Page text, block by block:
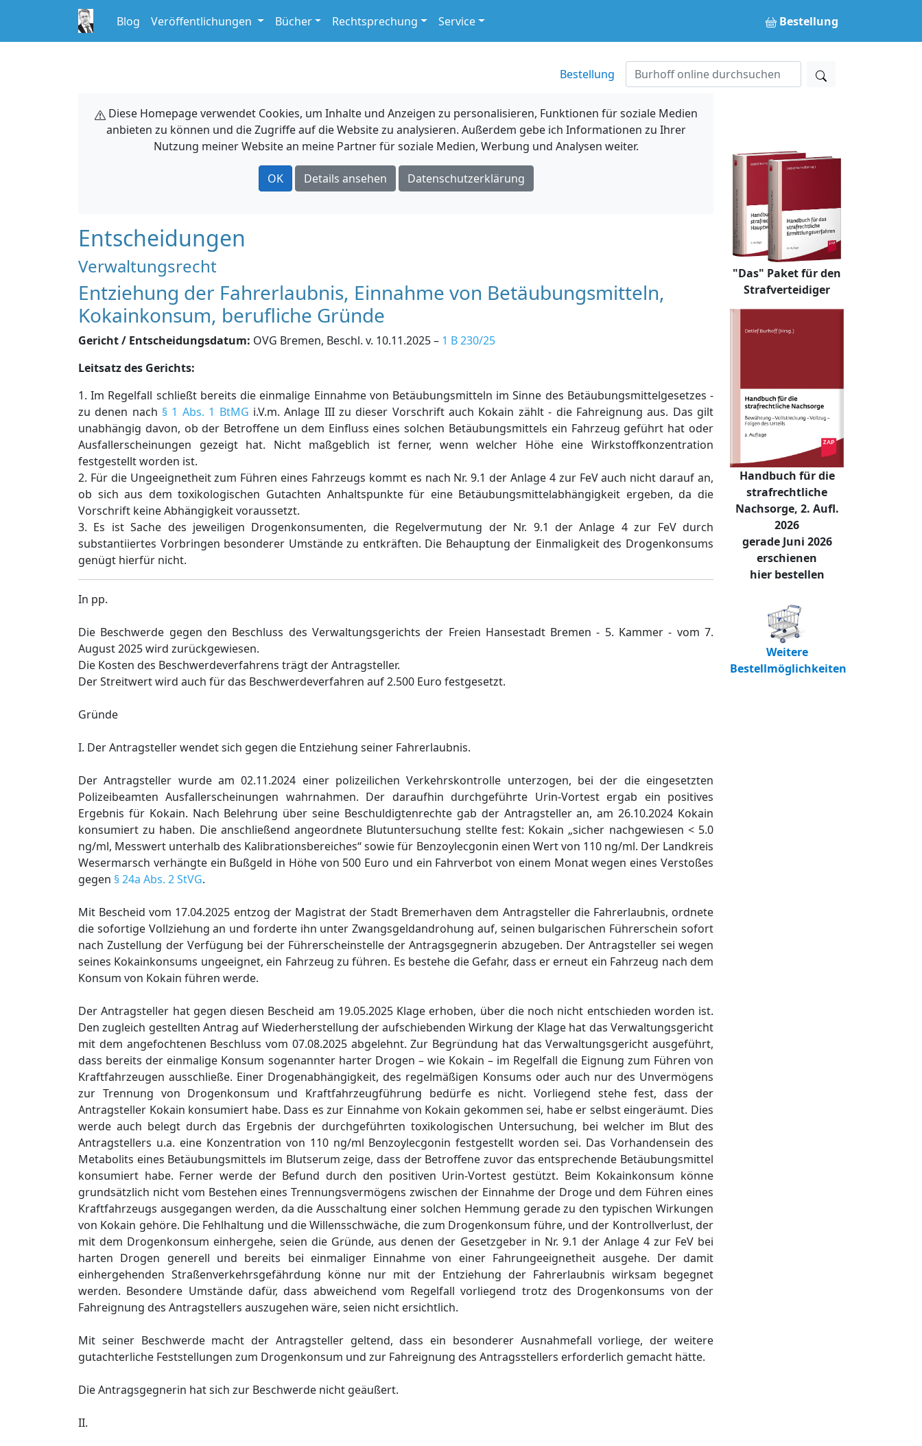
Blog Veröffentlichungen Bücher Rechtsprechung Service Bestellung
Bestellung
Diese Homepage verwendet Cookies, um Inhalte und Anzeigen zu personalisieren, Funktionen für soziale Medien
anbieten zu können und die Zugriffe auf die Website zu analysieren. Außerdem gebe ich Informationen zu Ihrer
Nutzung meiner Website an meine Partner für soziale Medien, Werbung und Analysen weiter.
OK Details ansehen Datenschutzerklärung
Entscheidungen
Verwaltungsrecht
Entziehung der Fahrerlaubnis, Einnahme von Betäubungsmitteln,
Kokainkonsum, berufliche Gründe
Gericht / Entscheidungsdatum: OVG Bremen, Beschl. v. 10.11.2025 – 1 B 230/25
Leitsatz des Gerichts:
1. Im Regelfall schließt bereits die einmalige Einnahme von Betäubungsmitteln im Sinne des Betäubungsmittelgesetzes -
zu denen nach § 1 Abs. 1 BtMG i.V.m. Anlage III zu dieser Vorschrift auch Kokain zählt - die Fahreignung aus. Das gilt
unabhängig davon, ob der Betroffene un dem Einfluss eines solchen Betäubungsmittels ein Fahrzeug geführt hat oder
Ausfallerscheinungen gezeigt hat. Nicht maßgeblich ist ferner, wenn welcher Höhe eine Wirkstoffkonzentration
festgestellt worden ist.
2. Für die Ungeeignetheit zum Führen eines Fahrzeugs kommt es nach Nr. 9.1 der Anlage 4 zur FeV auch nicht darauf an,
ob sich aus dem toxikologischen Gutachten Anhaltspunkte für eine Betäubungsmittelabhängigkeit ergeben, da die
Vorschrift keine Abhängigkeit voraussetzt.
3. Es ist Sache des jeweiligen Drogenkonsumenten, die Regelvermutung der Nr. 9.1 der Anlage 4 zur FeV durch
substantiiertes Vorbringen besonderer Umstände zu entkräften. Die Behauptung der Einmaligkeit des Drogenkonsums
genügt hierfür nicht.
In pp.
Die Beschwerde gegen den Beschluss des Verwaltungsgerichts der Freien Hansestadt Bremen - 5. Kammer - vom 7.
August 2025 wird zurückgewiesen.
Die Kosten des Beschwerdeverfahrens trägt der Antragsteller.
Der Streitwert wird auch für das Beschwerdeverfahren auf 2.500 Euro festgesetzt.
Gründe
I. Der Antragsteller wendet sich gegen die Entziehung seiner Fahrerlaubnis.
Der Antragsteller wurde am 02.11.2024 einer polizeilichen Verkehrskontrolle unterzogen, bei der die eingesetzten
Polizeibeamten Ausfallerscheinungen wahrnahmen. Der daraufhin durchgeführte Urin-Vortest ergab ein positives
Ergebnis für Kokain. Nach Belehrung über seine Beschuldigtenrechte gab der Antragsteller an, am 26.10.2024 Kokain
konsumiert zu haben. Die anschließend angeordnete Blutuntersuchung stellte fest: Kokain „sicher nachgewiesen < 5.0
ng/ml, Messwert unterhalb des Kalibrationsbereiches“ sowie für Benzoylecgonin einen Wert von 110 ng/ml. Der Landkreis
Wesermarsch verhängte ein Bußgeld in Höhe von 500 Euro und ein Fahrverbot von einem Monat wegen eines Verstoßes
gegen § 24a Abs. 2 StVG.
Mit Bescheid vom 17.04.2025 entzog der Magistrat der Stadt Bremerhaven dem Antragsteller die Fahrerlaubnis, ordnete
die sofortige Vollziehung an und forderte ihn unter Zwangsgeldandrohung auf, seinen bulgarischen Führerschein sofort
nach Zustellung der Verfügung bei der Führerscheinstelle der Antragsgegnerin abzugeben. Der Antragsteller sei wegen
seines Kokainkonsums ungeeignet, ein Fahrzeug zu führen. Es bestehe die Gefahr, dass er erneut ein Fahrzeug nach dem
Konsum von Kokain führen werde.
Der Antragsteller hat gegen diesen Bescheid am 19.05.2025 Klage erhoben, über die noch nicht entschieden worden ist.
Den zugleich gestellten Antrag auf Wiederherstellung der aufschiebenden Wirkung der Klage hat das Verwaltungsgericht
mit dem angefochtenen Beschluss vom 07.08.2025 abgelehnt. Zur Begründung hat das Verwaltungsgericht ausgeführt,
dass bereits der einmalige Konsum sogenannter harter Drogen – wie Kokain – im Regelfall die Eignung zum Führen von
Kraftfahrzeugen ausschließe. Einer Drogenabhängigkeit, des regelmäßigen Konsums oder auch nur des Unvermögens
zur Trennung von Drogenkonsum und Kraftfahrzeugführung bedürfe es nicht. Vorliegend stehe fest, dass der
Antragsteller Kokain konsumiert habe. Dass es zur Einnahme von Kokain gekommen sei, habe er selbst eingeräumt. Dies
werde auch belegt durch das Ergebnis der durchgeführten toxikologischen Untersuchung, bei welcher im Blut des
Antragstellers u.a. eine Konzentration von 110 ng/ml Benzoylecgonin festgestellt worden sei. Das Vorhandensein des
Metabolits eines Betäubungsmittels im Blutserum zeige, dass der Betroffene zuvor das entsprechende Betäubungsmittel
konsumiert habe. Ferner werde der Befund durch den positiven Urin-Vortest gestützt. Beim Kokainkonsum könne
grundsätzlich nicht vom Bestehen eines Trennungsvermögens zwischen der Einnahme der Droge und dem Führen eines
Kraftfahrzeugs ausgegangen werden, da die Ausschaltung einer solchen Hemmung gerade zu den typischen Wirkungen
von Kokain gehöre. Die Fehlhaltung und die Willensschwäche, die zum Drogenkonsum führe, und der Kontrollverlust, der
mit dem Drogenkonsum einhergehe, seien die Gründe, aus denen der Gesetzgeber in Nr. 9.1 der Anlage 4 zur FeV bei
harten Drogen generell und bereits bei einmaliger Einnahme von einer Fahrungeeignetheit ausgehe. Der damit
einhergehenden Straßenverkehrsgefährdung könne nur mit der Entziehung der Fahrerlaubnis wirksam begegnet
werden. Besondere Umstände dafür, dass abweichend vom Regelfall vorliegend trotz des Drogenkonsums von der
Fahreignung des Antragstellers auszugehen wäre, seien nicht ersichtlich.
Mit seiner Beschwerde macht der Antragsteller geltend, dass ein besonderer Ausnahmefall vorliege, der weitere
gutachterliche Feststellungen zum Drogenkonsum und zur Fahreignung des Antragsstellers erforderlich gemacht hätte.
Die Antragsgegnerin hat sich zur Beschwerde nicht geäußert.
II.
"Das" Paket für den
Strafverteidiger
Handbuch für die
strafrechtliche
Nachsorge, 2. Aufl.
2026
gerade Juni 2026
erschienen
hier bestellen
Weitere
Bestellmöglichkeiten